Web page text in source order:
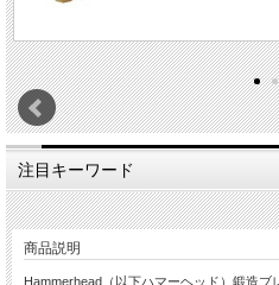
注目キーワード
商品説明
Hammerhead（以下ハマーヘッド）鍛造ブ